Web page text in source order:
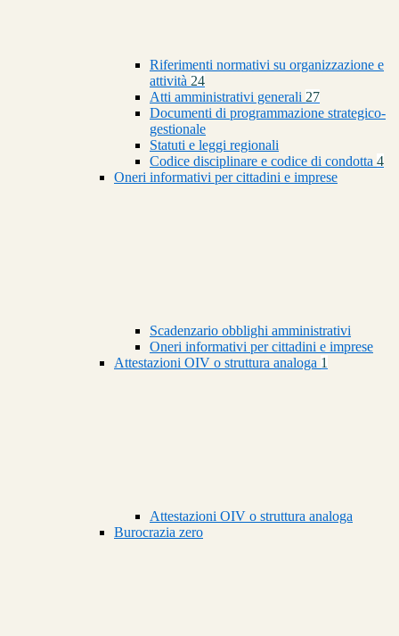
Riferimenti normativi su organizzazione e
attività 24
Atti amministrativi generali 27
Documenti di programmazione strategico-
gestionale
Statuti e leggi regionali
Codice disciplinare e codice di condotta 4
Oneri informativi per cittadini e imprese
Scadenzario obblighi amministrativi
Oneri informativi per cittadini e imprese
Attestazioni OIV o struttura analoga 1
Attestazioni OIV o struttura analoga
Burocrazia zero